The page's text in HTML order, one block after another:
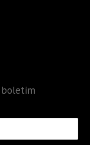
boletim